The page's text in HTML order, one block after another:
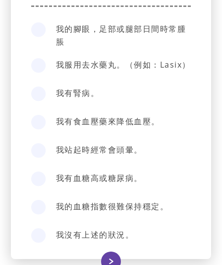
我的腳眼，足部或腿部日間時常腫
脹
我服用去水藥丸。（例如：Lasix）
我有腎病。
我有食血壓藥來降低血壓。
我站起時經常會頭暈。
我有血糖高或糖尿病。
我的血糖指數很難保持穩定。
我沒有上述的狀況。